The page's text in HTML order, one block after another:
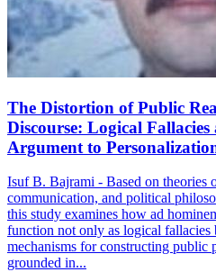
The Distortion of Public
Discourse: Logical
Argument to
Isuf B. Bajrami - Based on theories
communication, and political
this study examines how ad
function not only as logical fallacies
mechanisms for constructing public
grounded in...